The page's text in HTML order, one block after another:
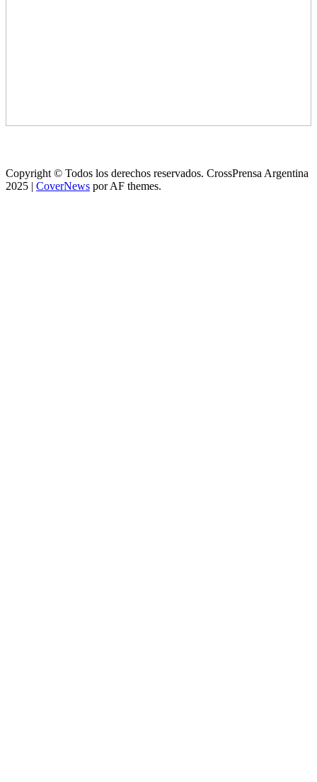
Copyright © Todos los derechos reservados. CrossPrensa Argentina
2025 | CoverNews por AF themes.